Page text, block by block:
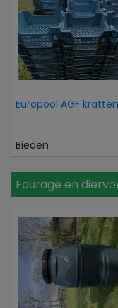
Europool AGF kratten
Bieden
Fourage en